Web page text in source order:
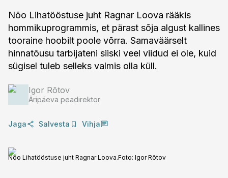
Nõo Lihatööstuse juht Ragnar Loova rääkis
hommikuprogrammis, et pärast sõja algust kallines
tooraine hoobilt poole võrra. Samaväärselt
hinnatõusu tarbijateni siiski veel viidud ei ole, kuid
sügisel tuleb selleks valmis olla küll.
Igor Rõtov
Äripäeva peadirektor
Jaga Salvesta Vihja
Nõo Lihatööstuse juht Ragnar Loova.Foto: Igor Rõtov